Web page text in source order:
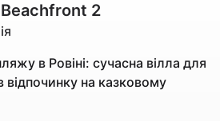
2
в Ровіні: сучасна вілла для
відпочинку на казковому